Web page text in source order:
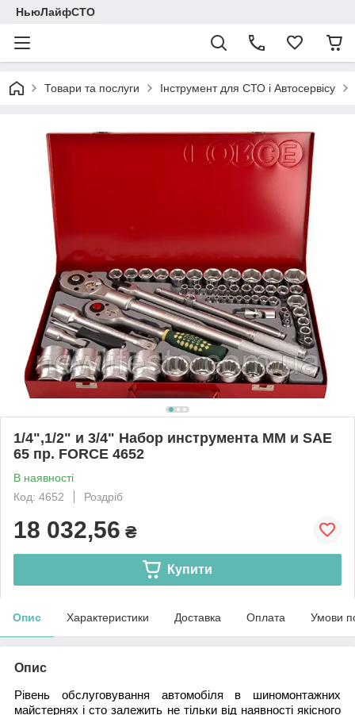
НьюЛайфСТО
Товари та послуги Інструмент для СТО і Автосервісу
1/4",1/2" и 3/4" Набор инструмента ММ и SAE
65 пр. FORCE 4652
В наявності
Код: 4652
Роздріб
18 032,56 ₴
Купити
Опис Характеристики Доставка Оплата Умови
Опис
Рівень обслуговування автомобіля в шиномонтажних
майстернях і сто залежить не тільки від наявності якісного